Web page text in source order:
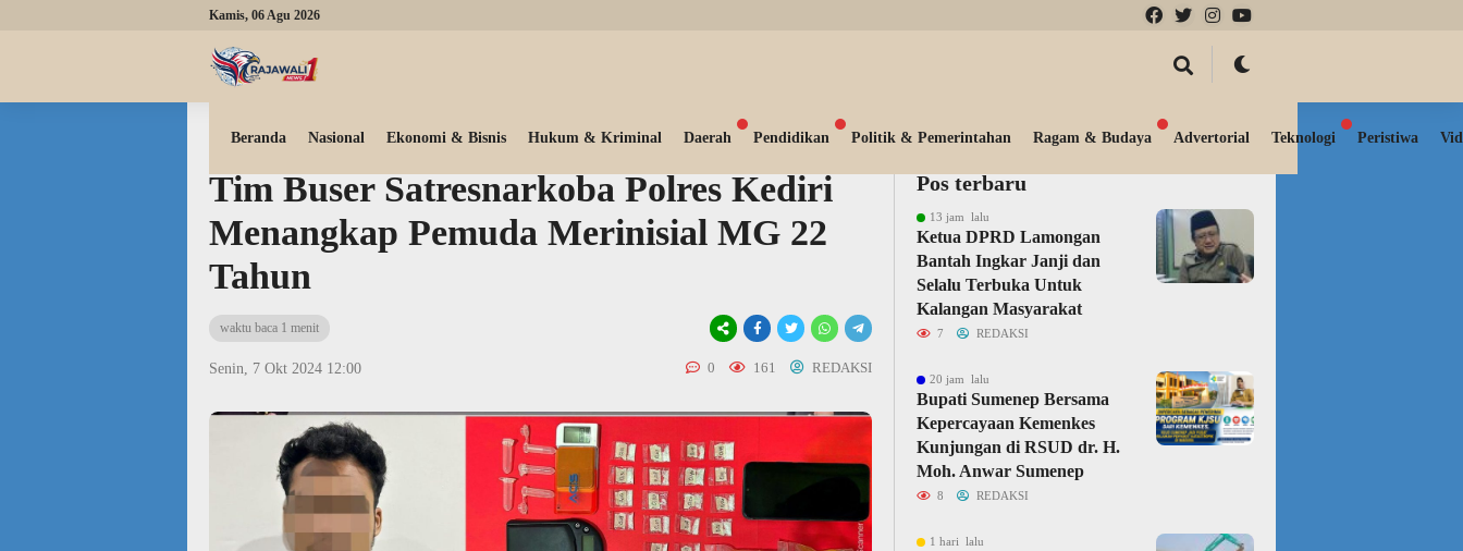
Kamis, 06 Agu 2026
Beranda Nasional Ekonomi & Bisnis Hukum & Kriminal Daerah Pendidikan Politik & Pemerintahan Ragam & Budaya Advertorial Teknologi Peristiwa
Tim Buser Satresnarkoba Polres Kediri
Menangkap Pemuda Merinisial MG 22
Tahun
waktu baca 1 menit
Senin, 7 Okt 2024 12:00 0 161 REDAKSI
Pos terbaru
13 jam lalu
Ketua DPRD Lamongan
Bantah Ingkar Janji dan
Selalu Terbuka Untuk
Kalangan Masyarakat
7 REDAKSI
20 jam lalu
Bupati Sumenep Bersama
Kepercayaan Kemenkes
Kunjungan di RSUD dr. H.
Moh. Anwar Sumenep
8 REDAKSI
1 hari lalu